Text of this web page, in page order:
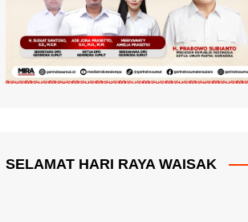
SELAMAT HARI RAYA WAISAK